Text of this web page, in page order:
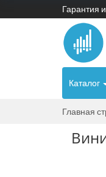
Гарантия
Каталог
Главная